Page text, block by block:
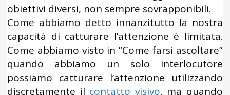
obiettivi diversi, non sempre sovrapponibili.
Come abbiamo detto innanzitutto la nostra
capacità di catturare l’attenzione è limitata.
Come abbiamo visto in “Come farsi ascoltare”
quando abbiamo un solo interlocutore
possiamo catturare l’attenzione utilizzando
discretamente il contatto visivo, ma quando